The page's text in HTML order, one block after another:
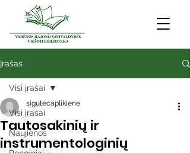
Įrašas
Visi įrašai
Naujienos
Visi įrašai
Tautosakinių ir
instrumentologinių
sigutecaplikiene